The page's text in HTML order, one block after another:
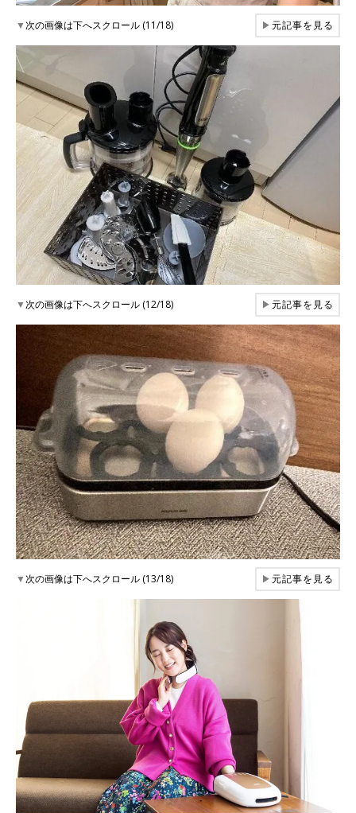
▼次の画像は下へスクロール (11/18) ▶元記事を見る
▼次の画像は下へスクロール (12/18) ▶元記事を見る
▼次の画像は下へスクロール (13/18) ▶元記事を見る